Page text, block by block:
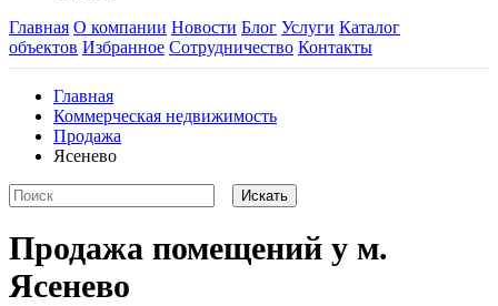
Главная О компании Новости Блог Услуги Каталог
объектов Избранное Сотрудничество Контакты
Главная
Коммерческая недвижимость
Продажа
Ясенево
Продажа помещений у м.
Ясенево